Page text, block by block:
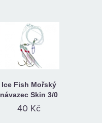
Ice Fish Mořský
návazec Skin 3/0
40 Kč